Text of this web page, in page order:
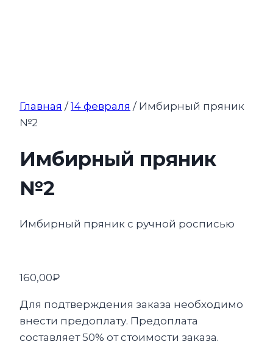
Главная / 14 февраля / Имбирный пряник
№2
Имбирный пряник
№2
Имбирный пряник с ручной росписью
160,00₽
Для подтверждения заказа необходимо
внести предоплату. Предоплата
составляет 50% от стоимости заказа.